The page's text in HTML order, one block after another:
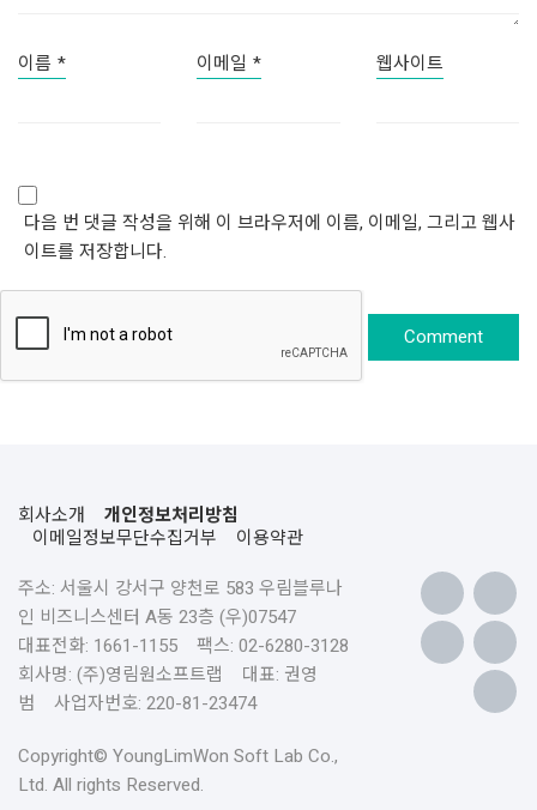
이름 * 이메일 * 웹사이트
다음 번 댓글 작성을 위해 이 브라우저에 이름, 이메일, 그리고 웹사
이트를 저장합니다.
회사소개
개인정보처리방침
이메일정보무단수집거부
이용약관
주소: 서울시 강서구 양천로 583 우림블루나
인 비즈니스센터 A동 23층 (우)07547
대표전화: 1661-1155 팩스: 02-6280-3128
회사명: (주)영림원소프트랩 대표: 권영
범 사업자번호: 220-81-23474
Copyright© YoungLimWon Soft Lab Co.,
Ltd. All rights Reserved.